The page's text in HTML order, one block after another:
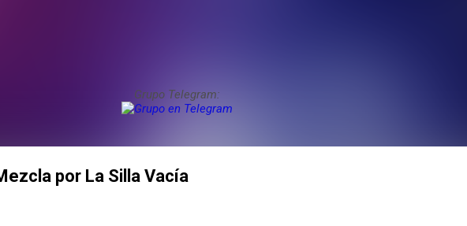
Grupo Telegram:
por La Silla Vacía